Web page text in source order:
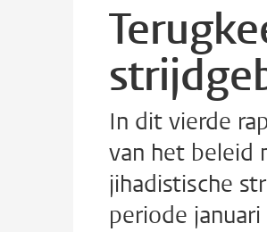
In dit vierde
van het beleid
jihadistische
periode